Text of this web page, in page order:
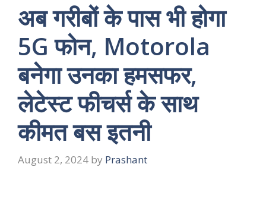
अब गरीबों के पास भी होगा
5G फोन, Motorola
बनेगा उनका हमसफर,
लेटेस्ट फीचर्स के साथ
कीमत बस इतनी
August 2, 2024 by Prashant